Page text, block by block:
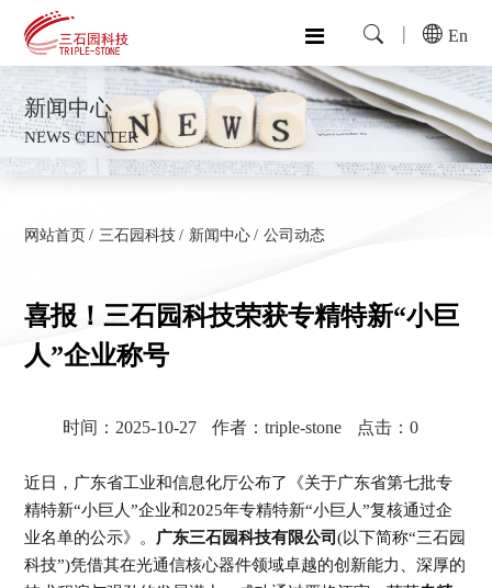
En
新闻中心
NEWS CENTER
网站首页 三石园科技 新闻中心 公司动态
喜报！三石园科技荣获专精特新“小巨
人”企业称号
时间：2025-10-27 作者：triple-stone 点击： 0
近日，广东省工业和信息化厅公布了《关于广东省第七批专
精特新“小巨人”企业和2025年专精特新“小巨人”复核通过企
业名单的公示》。 广东三石园科技有限公司(以下简称“三石园
科技”)凭借其在光通信核心器件领域卓越的创新能力、深厚的